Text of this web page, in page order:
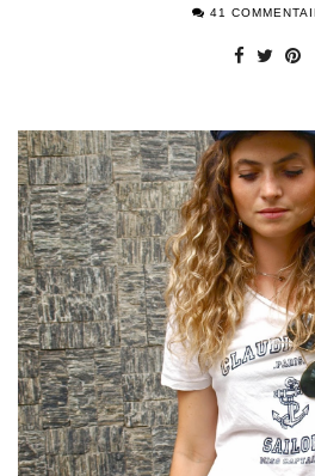
41